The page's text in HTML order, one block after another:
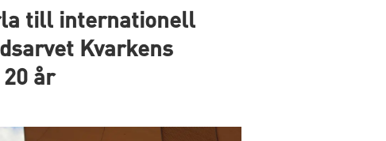
till internationell
Kvarkens
år